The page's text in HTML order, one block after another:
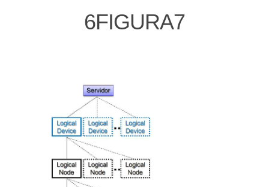
6FIGURA7